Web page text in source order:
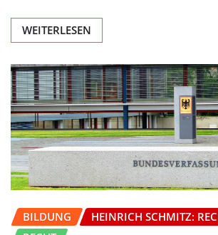
WEITERLESEN
BILDUNG
HEINRICH SCHMITZ: